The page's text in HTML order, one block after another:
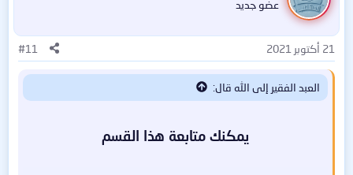
ع
ا
ت
:
عضو جديد
21 أكتوبر 2021 #11
العبد الفقير إلى الله قال:
يمكنك متابعة هذا القسم